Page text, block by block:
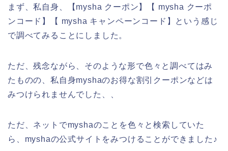
まず、私自身、【mysha クーポン】【 mysha クーポ
ンコード】【 mysha キャンペーンコード】という感じ
で調べてみることにしました。
ただ、残念ながら、そのような形で色々と調べてはみ
たものの、私自身myshaのお得な割引クーポンなどは
みつけられませんでした、、
ただ、ネットでmyshaのことを色々と検索していた
ら、myshaの公式サイトをみつけることができました♪